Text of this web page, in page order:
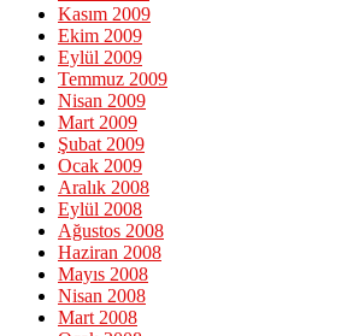
Kasım 2009
Ekim 2009
Eylül 2009
Temmuz 2009
Nisan 2009
Mart 2009
Şubat 2009
Ocak 2009
Aralık 2008
Eylül 2008
Ağustos 2008
Haziran 2008
Mayıs 2008
Nisan 2008
Mart 2008